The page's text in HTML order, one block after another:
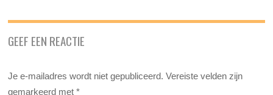
GEEF EEN REACTIE
Je e-mailadres wordt niet gepubliceerd. Vereiste velden zijn
gemarkeerd met*